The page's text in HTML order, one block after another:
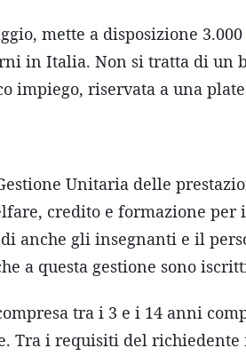
mette a disposizione
in Italia. Non si tratta di un
impiego, riservata a una
Unitaria delle
credito e formazione
anche gli insegnanti e il
a questa gestione sono
tra i 3 e i 14 anni
Tra i requisiti del